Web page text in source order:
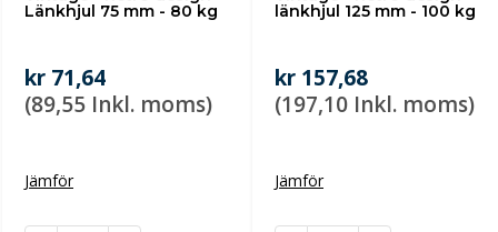
Länkhjul 75 mm - 80 kg
kr 71,64
(89,55 Inkl. moms)
Jämför
länkhjul 125 mm - 100 kg
kr 157,68
(197,10 Inkl. moms)
Jämför